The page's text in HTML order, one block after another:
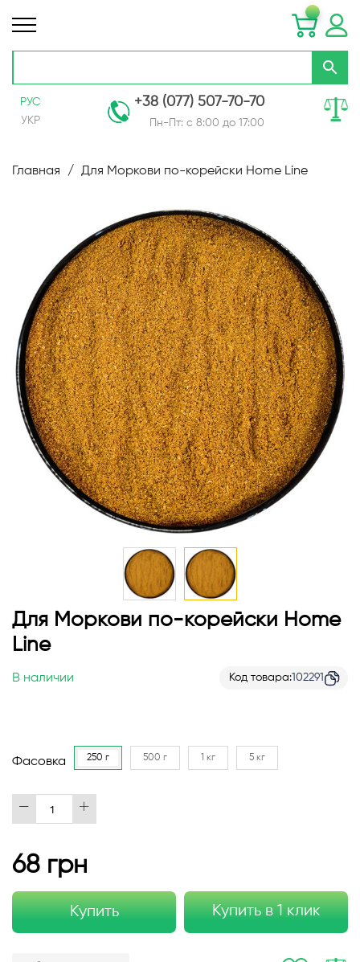
РУС
УКР
+38 (077) 507-70-70
Пн-Пт: с 8:00 до 17:00
Главная Для Моркови по-корейски Home Line
галереям
изображений
Перейти
к
началу
изображений
Для Моркови по-корейски Home
Line
В наличии Код товара 102291
Фасовка 250 г 500 г 1 кг 5 кг
68 грн
Купить Купить в 1 клик